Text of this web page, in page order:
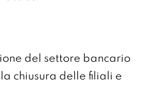
del settore bancario
chiusura delle filiali e